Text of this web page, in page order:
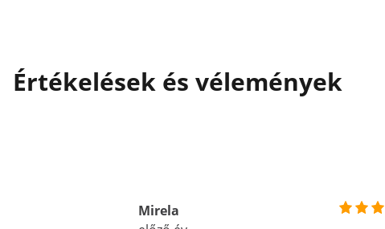
Értékelések és vélemények
Mirela